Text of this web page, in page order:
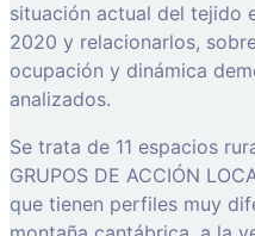
situación actual del tejido
2020 y relacionarlos,
ocupación y dinámica
analizados.
Se trata de 11 espacios
GRUPOS DE ACCIÓN
que tienen perfiles muy